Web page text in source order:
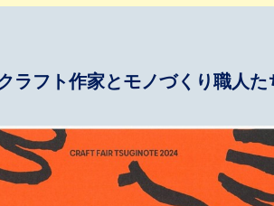
ラフト作家とモノづくり職人た